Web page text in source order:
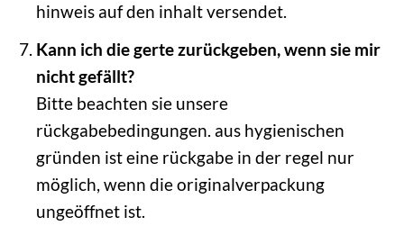
hinweis auf den inhalt versendet.
Kann ich die gerte zurückgeben, wenn sie mir
nicht gefällt?
Bitte beachten sie unsere
rückgabebedingungen. aus hygienischen
gründen ist eine rückgabe in der regel nur
möglich, wenn die originalverpackung
ungeöffnet ist.